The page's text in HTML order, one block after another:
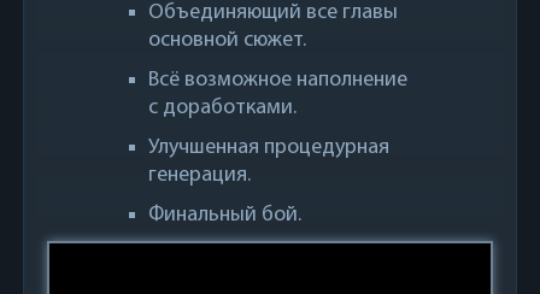
Объединяющий все главы
основной сюжет.
Всё возможное наполнение
с доработками.
Улучшенная процедурная
генерация.
Финальный бой.